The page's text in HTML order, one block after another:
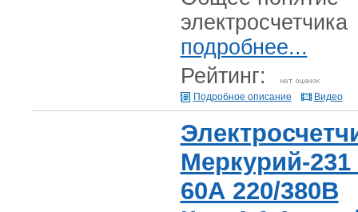
электросчетчика
подробнее...
Рейтинг:
Подробное описание Видео
Меркурий-231
60А 220/380В